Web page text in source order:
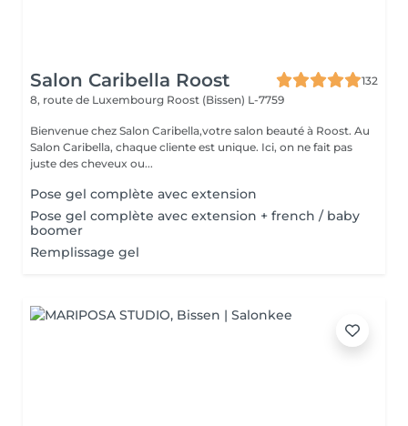
Salon Caribella Roost
132
8, route de Luxembourg Roost (Bissen) L-7759
Bienvenue chez Salon Caribella,votre salon beauté à Roost. Au
Salon Caribella, chaque cliente est unique. Ici, on ne fait pas
juste des cheveux ou...
Pose gel complète avec extension
Pose gel complète avec extension + french / baby
boomer
Remplissage gel